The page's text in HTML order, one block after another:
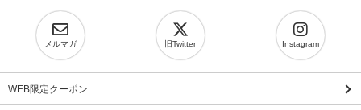
メルマガ 旧Twitter Instagram
WEB限定クーポン